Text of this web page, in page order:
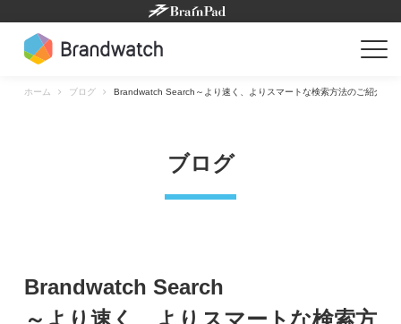
content
ホーム ブログ Brandwatch Search～より速く、よりスマートな検索方法のご紹介～
ブログ
Brandwatch Search
～より速く、よりスマートな検索方